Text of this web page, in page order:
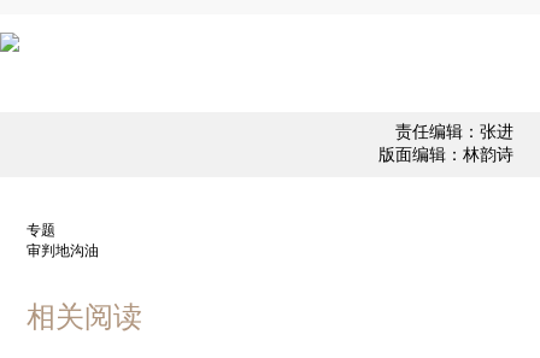
责任编辑：张进
版面编辑：林韵诗
专题
审判地沟油
相关阅读